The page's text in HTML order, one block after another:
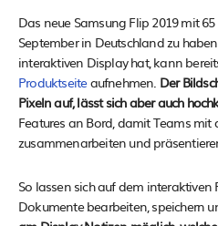
Das neue Samsung Flip 2019 mit
September in Deutschland zu
interaktiven Display hat, kann
Produktseiteaufnehmen. Der
Pixeln auf, lässt sich aber auch
Features an Bord, damit Teams mit
zusammenarbeiten und
So lassen sich auf dem
Dokumente bearbeiten, speichern